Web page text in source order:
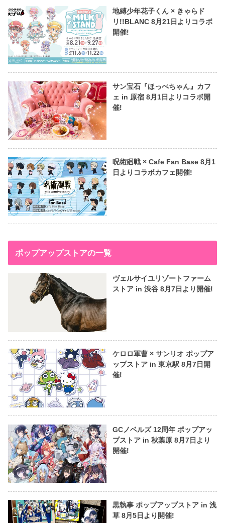
地縛少年花子くん × きゃらド
リ!!BLANC 8月21日よりコラボ
開催!
サン宝石『ほっぺちゃん』カフ
ェ in 原宿 8月1日よりコラボ開
催!
呪術廻戦 × Cafe Fan Base 8月1
日よりコラボカフェ開催!
ポップアップストアの一覧
ヴェルサイユリゾートファーム
ストア in 渋谷 8月7日より開催!
ケロロ軍曹 × サンリオ ポップア
ップストア in 東京駅 8月7日開
催!
GCノベルズ 12周年 ポップアッ
プストア in 秋葉原 8月7日より
開催!
黒執事 ポップアップストア in 浅
草 8月5日より開催!